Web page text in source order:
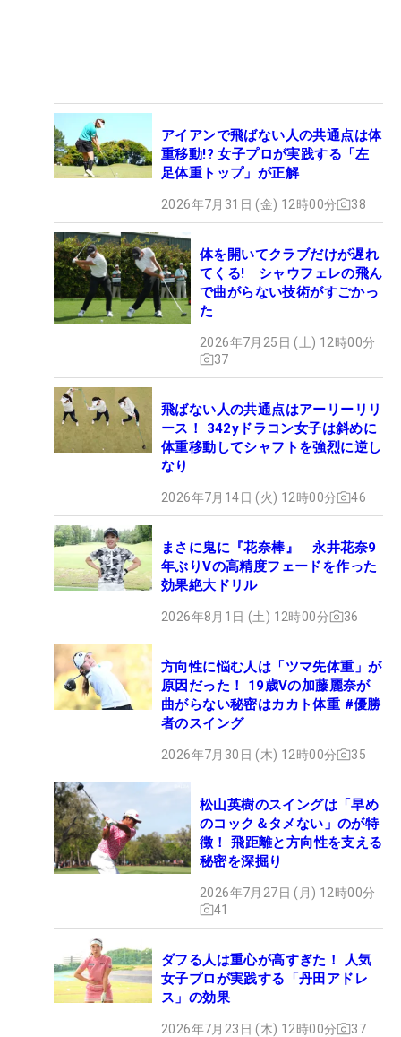
アイアンで飛ばない人の共通点は体
重移動!? 女子プロが実践する「左
足体重トップ」が正解
2026年7月31日 (金) 12時00分 38
体を開いてクラブだけが遅れ
てくる! シャウフェレの飛ん
で曲がらない技術がすごかっ
た
2026年7月25日 (土) 12時00分
37
飛ばない人の共通点はアーリーリリ
ース！ 342yドラコン女子は斜めに
体重移動してシャフトを強烈に逆し
なり
2026年7月14日 (火) 12時00分 46
まさに鬼に『花奈棒』 永井花奈9
年ぶりVの高精度フェードを作った
効果絶大ドリル
2026年8月1日 (土) 12時00分 36
方向性に悩む人は「ツマ先体重」が
原因だった！ 19歳Vの加藤麗奈が
曲がらない秘密はカカト体重 #優勝
者のスイング
2026年7月30日 (木) 12時00分 35
松山英樹のスイングは「早め
のコック＆タメない」のが特
徴！ 飛距離と方向性を支える
秘密を深掘り
2026年7月27日 (月) 12時00分
41
ダフる人は重心が高すぎた！ 人気
女子プロが実践する「丹田アドレ
ス」の効果
2026年7月23日 (木) 12時00分 37